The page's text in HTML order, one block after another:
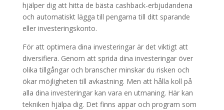
hjälper dig att hitta de bästa cashback-erbjudandena
och automatiskt lägga till pengarna till ditt sparande
eller investeringskonto.
För att optimera dina investeringar är det viktigt att
diversifiera. Genom att sprida dina investeringar över
olika tillgångar och branscher minskar du risken och
ökar möjligheten till avkastning. Men att hålla koll på
alla dina investeringar kan vara en utmaning. Här kan
tekniken hjälpa dig. Det finns appar och program som